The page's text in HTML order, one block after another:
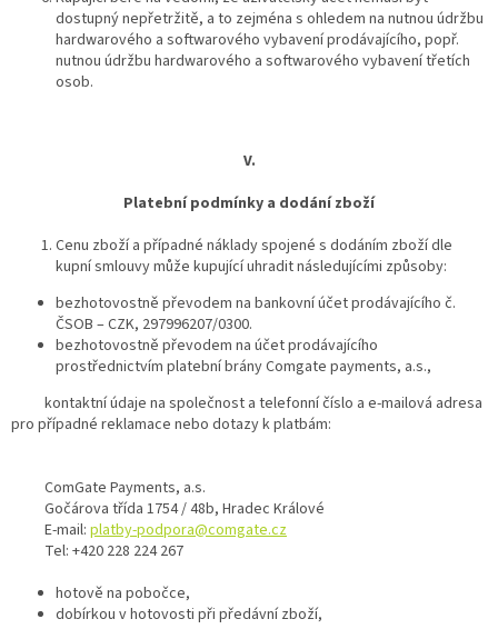
dostupný nepřetržitě, a to zejména s ohledem na nutnou údržbu
hardwarového a softwarového vybavení prodávajícího, popř.
nutnou údržbu hardwarového a softwarového vybavení třetích
osob.
V.
Platební podmínky a dodání zboží
Cenu zboží a případné náklady spojené s dodáním zboží dle
kupní smlouvy může kupující uhradit následujícími způsoby:
bezhotovostně převodem na bankovní účet prodávajícího č.
ČSOB – CZK, 297996207/0300.
bezhotovostně převodem na účet prodávajícího
prostřednictvím platební brány Comgate payments, a.s.,
kontaktní údaje na společnost a telefonní číslo a e-mailová adresa
pro případné reklamace nebo dotazy k platbám:
ComGate Payments, a.s.
Gočárova třída 1754 / 48b, Hradec Králové
E-mail: platby-podpora@comgate.cz
Tel: +420 228 224 267
hotově na pobočce,
dobírkou v hotovosti při předávní zboží,